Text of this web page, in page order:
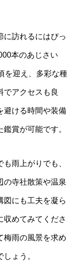
に訪れるにはぴっ
本のあじさい
を迎え、多彩な種
でアクセスも良
避ける時間や装備
賞が可能です。
雨上がりでも、
の寺社散策や温泉
図にも工夫を凝ら
収めてみてくださ
梅雨の風景を求め
ょう。